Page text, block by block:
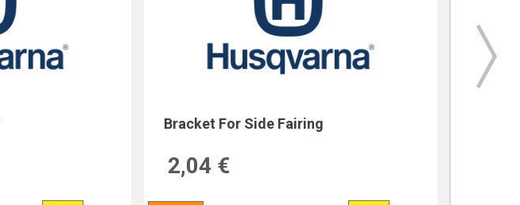
Bracket For Side Fairing
2,04 €